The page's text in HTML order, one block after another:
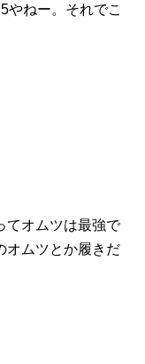
やねー。それでこ
てオムツは最強で
オムツとか履きだ